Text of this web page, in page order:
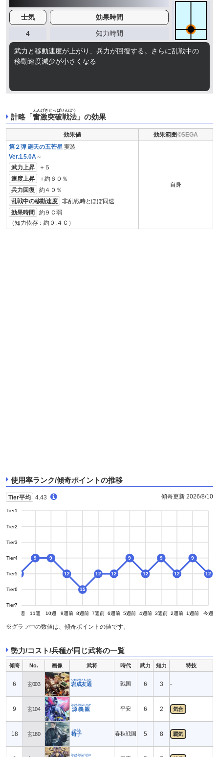
士気 効果時間
4 知力時間
武力と移動速度が上がり、兵力が回復する。さらに乱戦中の
移動速度減少が小さくなる
計略「 奮激突破戦法
ふんげきとっぱせんぽう
」の効果
効果値
効果範囲
第２弾 廻天の五芒星 実装
Ver.1.5.0A ～
武力上昇
＋５
速度上昇
＋約６０％
兵力回復
約４０％
乱戦中の移動速度
非乱戦時とほぼ同速
効果時間
約９Ｃ弱
（知力依存：約０.４Ｃ）
自身
使用率ランク/傾奇ポイントの推移
Tier平均 4.43 傾奇更新 2026/8/10
Tier1
Tier2
Tier3
Tier4
Tier5
Tier6
Tier7
12週 11週 10週 9週前 8週前 7週前 6週前 5週前 4週前 3週前 2週前 1週前 今週
12 12
9 9
12
15
12 12
9
12
9
12
9
12
※グラフ中の数値は、傾奇ポイントの値です。
勢力/コスト/兵種が同じ武将の一覧
傾奇 No. 画像 武将 時代 武力 知力 特技
6 玄003 岩成友通
いわなりともみち
戦国 6 3 -
9 玄104 源義親
みなもとのよしちか
平安 6 2 気合
18 玄180 荀子
じゅんし
春秋戦国 5 8 覇気
みなもとのよりのぶ